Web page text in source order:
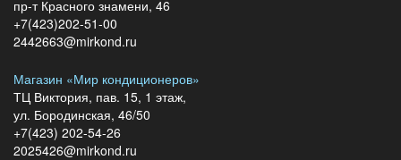
пр-т Красного знамени, 46
+7(423)202-51-00
2442663@mirkond.ru
Магазин «Мир кондиционеров»
ТЦ Виктория, пав. 15, 1 этаж,
ул. Бородинская, 46/50
+7(423) 202-54-26
2025426@mirkond.ru